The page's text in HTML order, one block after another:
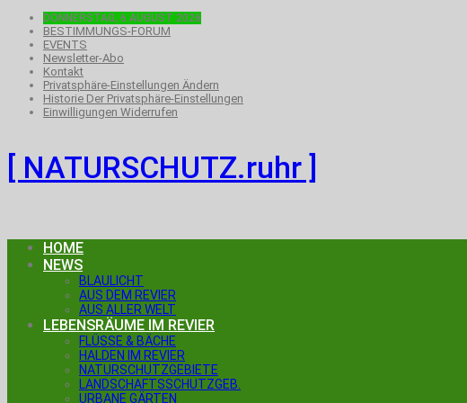
DONNERSTAG, 6.AUGUST 2026
BESTIMMUNGS-FORUM
EVENTS
Newsletter-Abo
Kontakt
Privatsphäre-Einstellungen Ändern
Historie Der Privatsphäre-Einstellungen
Einwilligungen Widerrufen
[ NATURSCHUTZ.ruhr ]
HOME
NEWS
BLAULICHT
AUS DEM REVIER
AUS ALLER WELT
LEBENSRÄUME IM REVIER
FLÜSSE & BÄCHE
HALDEN IM REVIER
NATURSCHUTZGEBIETE
LANDSCHAFTSSCHUTZGEB.
URBANE GÄRTEN